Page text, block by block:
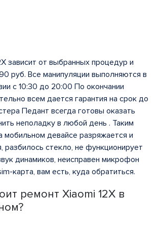
ремонт Xiaomi 12X в
зависит от выбранных процедур и
руб. Все манипуляции выполняются в
с 10:30 до 20:00 По окончании
всем дается гарантия на срок до
Педант всегда готовы оказать
неполадку в любой день . Таким
мобильном девайсе разряжается и
разбилось стекло, не функционирует
динамиков, неисправен микрофон
карта, вам есть, куда обратиться.